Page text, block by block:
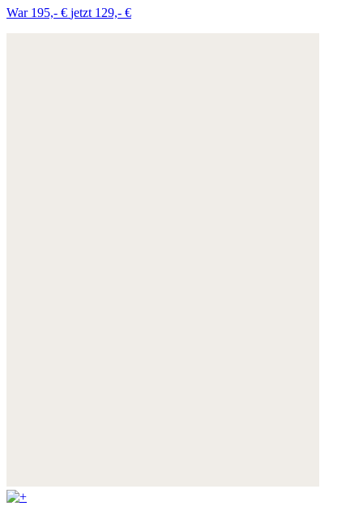
War 195,- € jetzt 129,- €